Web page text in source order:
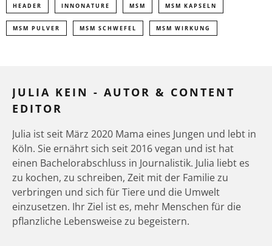
HEADER INNONATURE MSM MSM KAPSELN
MSM PULVER MSM SCHWEFEL MSM WIRKUNG
JULIA KEIN - AUTOR & CONTENT
EDITOR
Julia ist seit März 2020 Mama eines Jungen und lebt in
Köln. Sie ernährt sich seit 2016 vegan und ist hat
einen Bachelorabschluss in Journalistik. Julia liebt es
zu kochen, zu schreiben, Zeit mit der Familie zu
verbringen und sich für Tiere und die Umwelt
einzusetzen. Ihr Ziel ist es, mehr Menschen für die
pflanzliche Lebensweise zu begeistern.